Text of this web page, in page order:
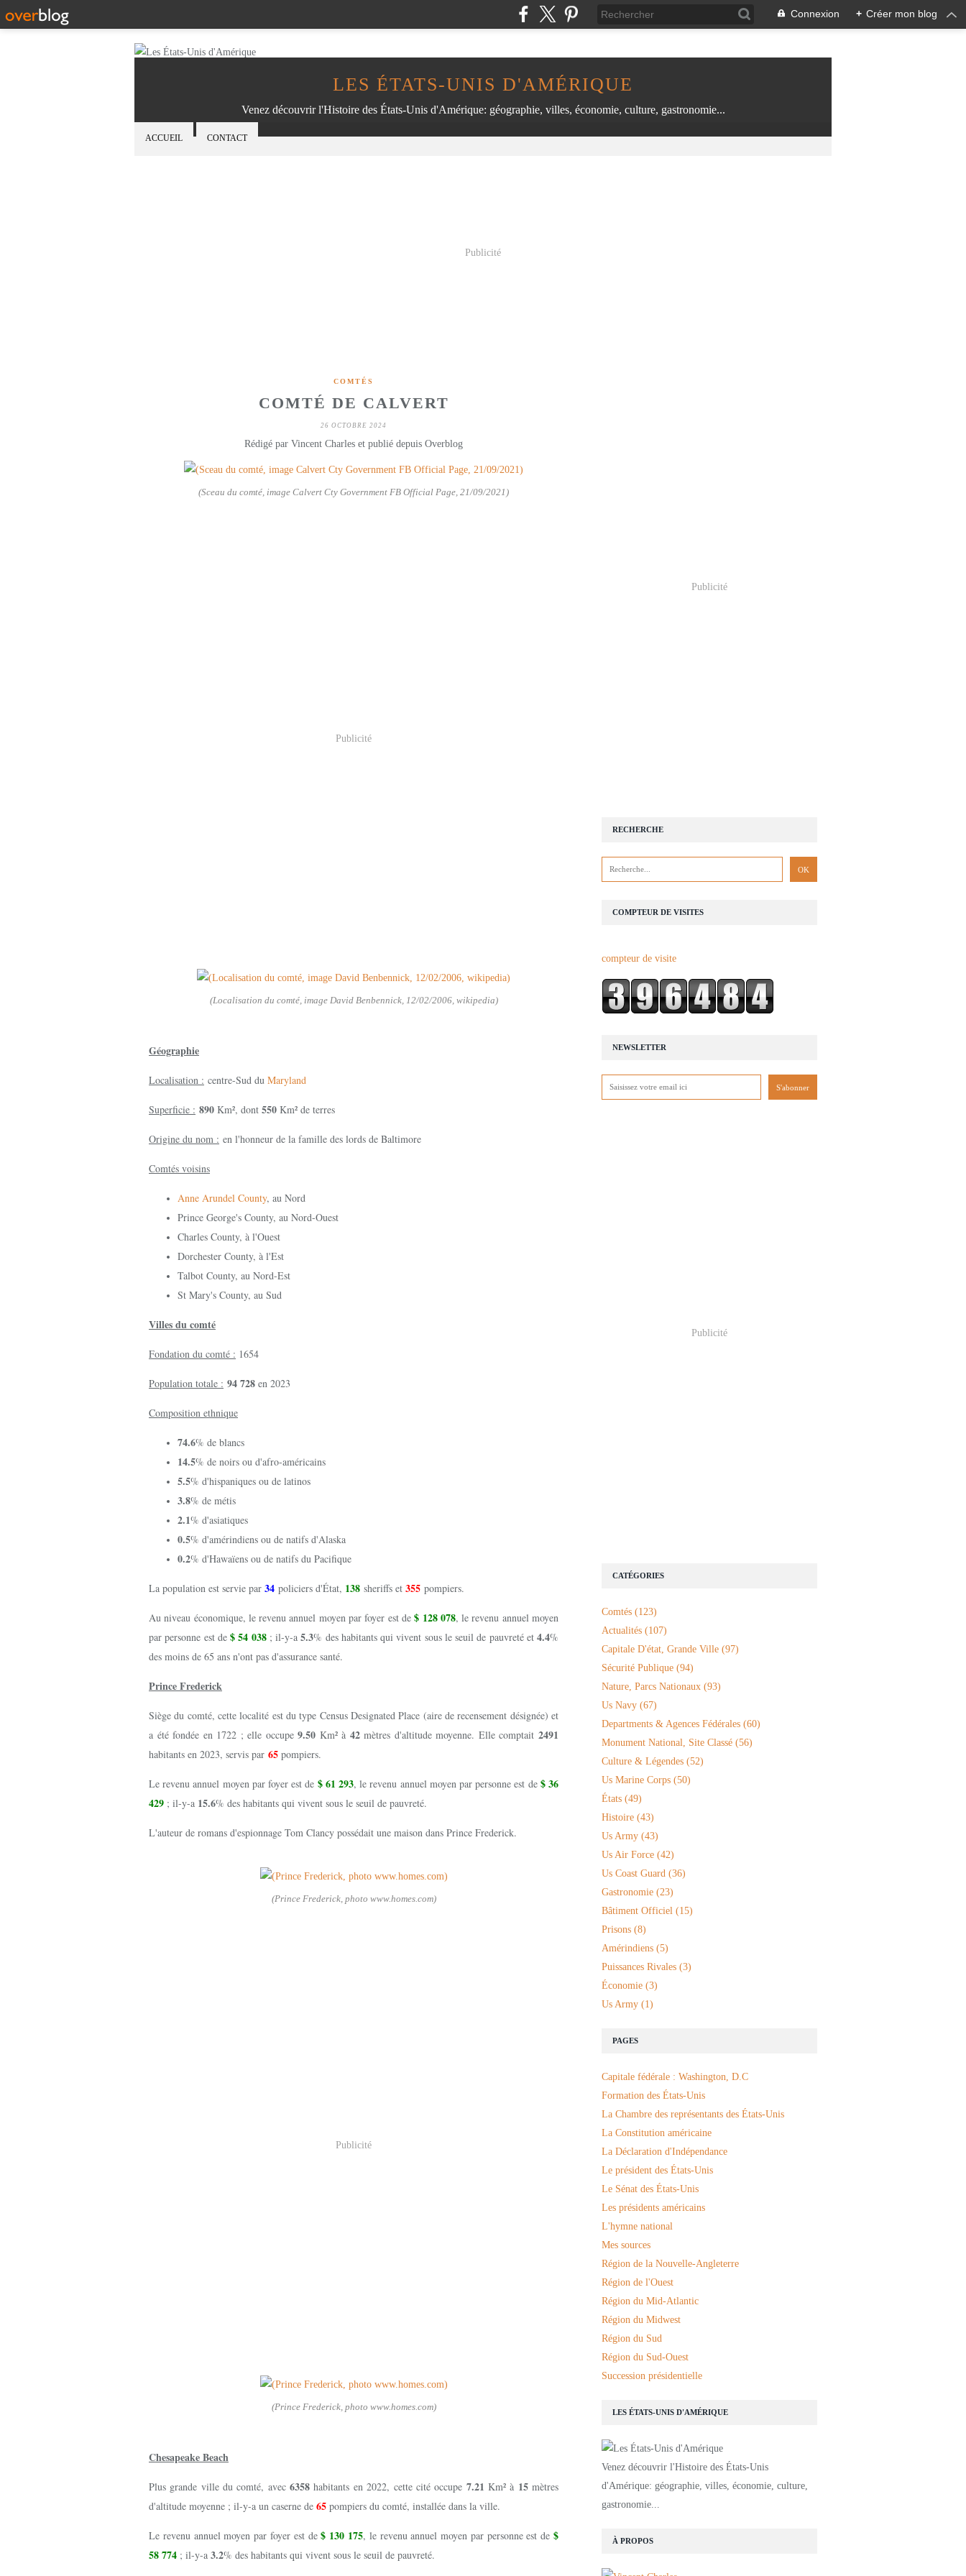
Connexion + Créer mon blog
LES ÉTATS-UNIS D'AMÉRIQUE
Venez découvrir l'Histoire des États-Unis d'Amérique: géographie, villes, économie, culture, gastronomie...
ACCUEIL CONTACT
Publicité
COMTÉS
COMTÉ DE CALVERT
26 OCTOBRE 2024
Rédigé par Vincent Charles et publié depuis Overblog
(Sceau du comté, image Calvert Cty Government FB Official Page, 21/09/2021)
Publicité
(Localisation du comté, image David Benbennick, 12/02/2006, wikipedia)
Géographie
Localisation : centre-Sud du Maryland
Superficie : 890 Km², dont 550 Km² de terres
Origine du nom : en l'honneur de la famille des lords de Baltimore
Comtés voisins
Anne Arundel County, au Nord
Prince George's County, au Nord-Ouest
Charles County, à l'Ouest
Dorchester County, à l'Est
Talbot County, au Nord-Est
St Mary's County, au Sud
Villes du comté
Fondation du comté : 1654
Population totale : 94 728 en 2023
Composition ethnique
74.6% de blancs
14.5% de noirs ou d'afro-américains
5.5% d'hispaniques ou de latinos
3.8% de métis
2.1% d'asiatiques
0.5% d'amérindiens ou de natifs d'Alaska
0.2% d'Hawaïens ou de natifs du Pacifique
La population est servie par 34 policiers d'État, 138 sheriffs et 355 pompiers.
Au niveau économique, le revenu annuel moyen par foyer est de$ 128 078, le revenu annuel moyen
par personne est de $ 54 038; il-y-a5.3% des habitants qui vivent sous le seuil de pauvreté et 4.4%
des moins de 65 ans n'ont pas d'assurance santé.
Prince Frederick
Siège du comté, cette localité est du type Census Designated Place (aire de recensement désignée) et
a été fondée en 1722 ; elle occupe9.50 Km² à 42mètres d'altitude moyenne. Elle comptait2491
habitants en 2023, servis par 65 pompiers.
Le revenu annuel moyen par foyer est de $ 61 293, le revenu annuel moyen par personne est de $ 36
429 ; il-y-a 15.6% des habitants qui vivent sous le seuil de pauvreté.
L'auteur de romans d'espionnage Tom Clancy possédait une maison dans Prince Frederick.
(Prince Frederick, photo www.homes.com)
Publicité
(Prince Frederick, photo www.homes.com)
Chesapeake Beach
Plus grande ville du comté, avec6358habitants en 2022, cette cité occupe 7.21 Km² à 15mètres
d'altitude moyenne ; il-y-a un caserne de 65 pompiers du comté, installée dans la ville.
Le revenu annuel moyen par foyer est de$ 130 175, le revenu annuel moyen par personne est de$
58 774 ; il-y-a 3.2% des habitants qui vivent sous le seuil de pauvreté.
Publicité
NEWSLETTER
RECHERCHE
LES ÉTATS-UNIS D'AMÉRIQUE
Venez découvrir l'Histoire des États-Unis
d'Amérique: géographie, villes, économie, culture,
gastronomie...
À PROPOS
Publicité
PAGES
Capitale fédérale : Washington, D.C
Formation des États-Unis
La Chambre des représentants des États-Unis
La Constitution américaine
La Déclaration d'Indépendance
Le président des États-Unis
Le Sénat des États-Unis
Les présidents américains
L'hymne national
Mes sources
Région de la Nouvelle-Angleterre
Région de l'Ouest
Région du Mid-Atlantic
Région du Midwest
Région du Sud
Région du Sud-Ouest
Succession présidentielle
CATÉGORIES
Comtés (123)
Actualités (107)
Capitale D'état, Grande Ville (97)
Sécurité Publique (94)
Nature, Parcs Nationaux (93)
Us Navy (67)
Departments & Agences Fédérales (60)
Monument National, Site Classé (56)
Culture & Légendes (52)
Us Marine Corps (50)
États (49)
Histoire (43)
Us Army (43)
Us Air Force (42)
Us Coast Guard (36)
Gastronomie (23)
Bâtiment Officiel (15)
Prisons (8)
Amérindiens (5)
Puissances Rivales (3)
Économie (3)
Us Army (1)
COMPTEUR DE VISITES
compteur de visite